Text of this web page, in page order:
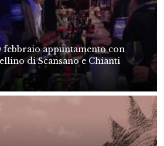
febbraio appuntamento con
di Scansano e Chianti